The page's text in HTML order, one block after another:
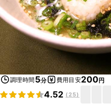
調理時間 5分 費用目安200円
4.52 (25)